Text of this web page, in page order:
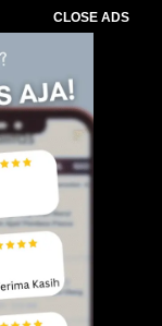
CLOSE ADS